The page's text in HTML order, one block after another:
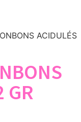
ACIDULÉS
GR